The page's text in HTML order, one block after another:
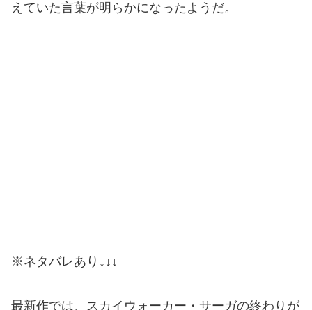
えていた言葉が明らかになったようだ。
※ネタバレあり↓↓↓
最新作では、スカイウォーカー・サーガの終わりが